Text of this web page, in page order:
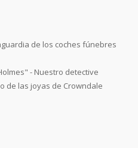
de los coches fúnebres
- Nuestro detective
de las joyas de Crowndale